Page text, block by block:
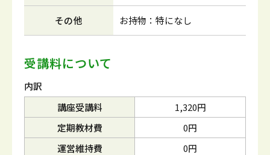
その他 お持物：特になし
受講料について
内訳
講座受講料
1,320円
定期教材費
0円
運営維持費
0円